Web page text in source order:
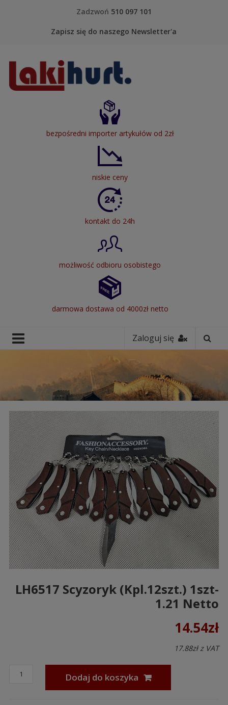
Zadzwoń 510 097 101
Zapisz się do naszego Newsletter'a
bezpośredni importer artykułów od 2zł
niskie ceny
kontakt do 24h
możliwość odbioru osobistego
darmowa dostawa od 4000zł netto
Zaloguj się
LH6517 Scyzoryk (kpl.12szt.) 1szt-
1.21 Netto
14.54zł
17.88złz VAT
Dodaj do koszyka